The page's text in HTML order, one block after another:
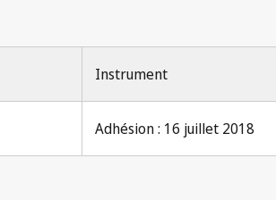
Instrument
Adhésion : 16 juillet 2018